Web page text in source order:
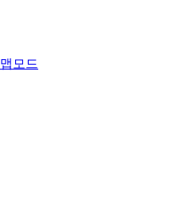
맵 모드